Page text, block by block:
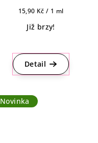
Měrná
15,90 Kč / 1 ml
Již brzy!
Detail
Novinka